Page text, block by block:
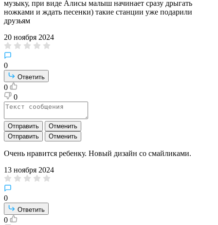
музыку, при виде Алисы малыш начинает сразу дрыгать
ножками и ждать песенки) такие станции уже подарили
друзьям
20 ноября 2024
0
Ответить
0
0
Отправить
Отменить
Отправить
Отменить
Очень нравится ребенку. Новый дизайн со смайликами.
13 ноября 2024
0
Ответить
0